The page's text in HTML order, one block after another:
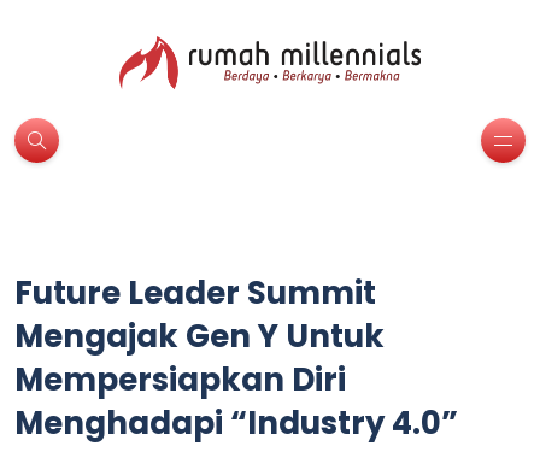
Future Leader Summit
Mengajak Gen Y Untuk
Mempersiapkan Diri
Menghadapi “Industry 4.0”